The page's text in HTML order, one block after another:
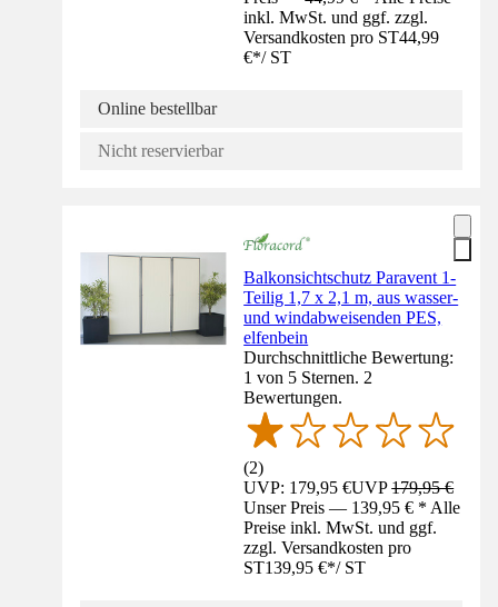
inkl. MwSt. und ggf. zzgl.
Versandkosten pro ST44,99
€*/ ST
Online bestellbar
Nicht reservierbar
Balkonsichtschutz Paravent 1-
Teilig 1,7 x 2,1 m, aus wasser-
und windabweisenden PES,
elfenbein
Durchschnittliche Bewertung:
1 von 5 Sternen. 2
Bewertungen.
(2)
UVP: 179,95 €UVP179,95 €
Unser Preis — 139,95 € * Alle
Preise inkl. MwSt. und ggf.
zzgl. Versandkosten pro
ST139,95 €*/ ST